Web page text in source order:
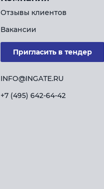
Отзывы клиентов
Вакансии
Пригласить в тендер
INFO@INGATE.RU
+7 (495) 642-64-42